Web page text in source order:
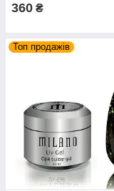
360 ₴
Топ продажів